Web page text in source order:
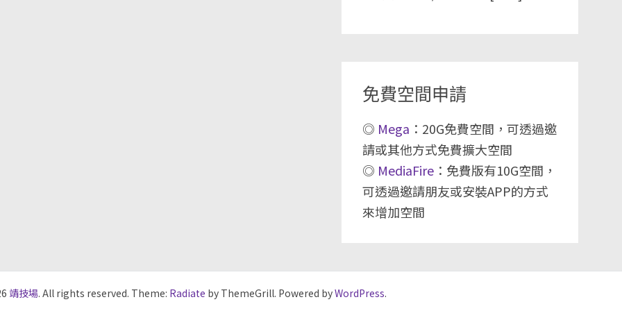
免費空間申請
◎ Mega ：20G免費空間，可透過邀
請或其他方式免費擴大空間
◎ MediaFire：免費版有10G空間，
可透過邀請朋友或安裝APP的方式
來增加空間
靖技場. All rights reserved. Theme: Radiate by ThemeGrill. Powered byWordPress.